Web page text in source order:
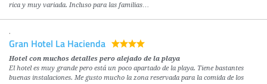
rica y muy variada. Incluso para las familias…
.
Gran Hotel La Hacienda
Hotel con muchos detalles pero alejado de la playa
El hotel es muy grande pero está un poco apartado de la playa. Tiene bastantes
buenas instalaciones. Me gusto mucho la zona reservada para la comida de los